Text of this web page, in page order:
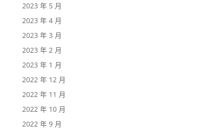
2023 年 5 月
2023 年 4 月
2023 年 3 月
2023 年 2 月
2023 年 1 月
2022 年 12 月
2022 年 11 月
2022 年 10 月
2022 年 9 月